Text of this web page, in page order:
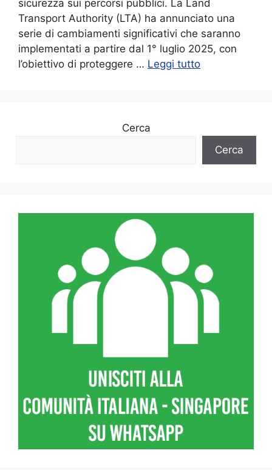
sicurezza sui percorsi pubblici. La Land
Transport Authority (LTA) ha annunciato una
serie di cambiamenti significativi che saranno
implementati a partire dal 1° luglio 2025, con
l’obiettivo di proteggere … Leggi tutto
Cerca
Cerca